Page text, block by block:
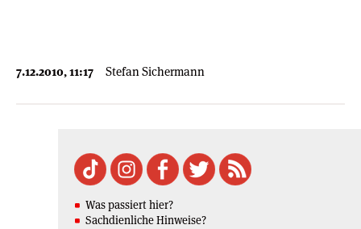
7.12.2010, 11:17 Stefan Sichermann
Was passiert hier?
Sachdienliche Hinweise?